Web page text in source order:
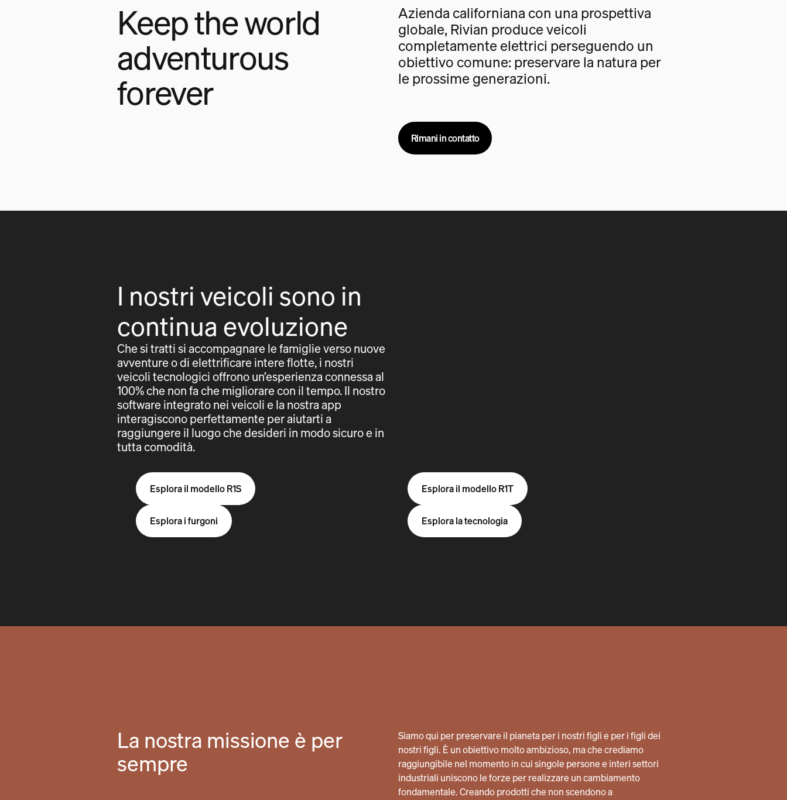
Keep the world
adventurous
forever
Azienda californiana con una prospettiva
globale, Rivian produce veicoli
completamente elettrici perseguendo un
obiettivo comune: preservare la natura per
le prossime generazioni.
Rimani in contatto
I nostri veicoli sono in
continua evoluzione
Che si tratti si accompagnare le famiglie verso nuove
avventure o di elettrificare intere flotte, i nostri
veicoli tecnologici offrono un’esperienza connessa al
100% che non fa che migliorare con il tempo. Il nostro
software integrato nei veicoli e la nostra app
interagiscono perfettamente per aiutarti a
raggiungere il luogo che desideri in modo sicuro e in
tutta comodità.
Esplora il modello R1S Esplora il modello R1T
Esplora i furgoni Esplora la tecnologia
La nostra missione è per
sempre
Siamo qui per preservare il pianeta per i nostri figli e per i figli dei
nostri figli. È un obiettivo molto ambizioso, ma che crediamo
raggiungibile nel momento in cui singole persone e interi settori
industriali uniscono le forze per realizzare un cambiamento
fondamentale. Creando prodotti che non scendono a